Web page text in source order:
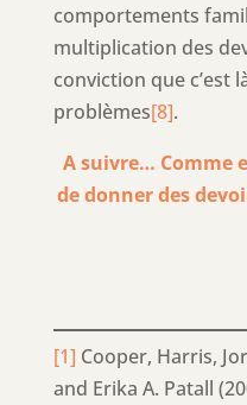
comportements
multiplication des
conviction que c’est
problèmes[8].
A suivre… Comme
de donner des
[1] Cooper, Harris,
and Erika A. Patall